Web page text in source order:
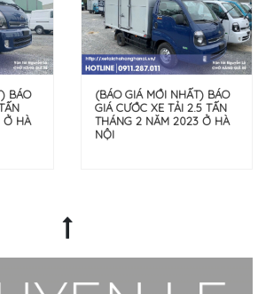
BÁO
Ở HÀ
(BÁO GIÁ MỚI NHẤT) BÁO
GIÁ CƯỚC XE TẢI 2.5 TẤN
THÁNG 2 NĂM 2023 Ở HÀ
NỘI